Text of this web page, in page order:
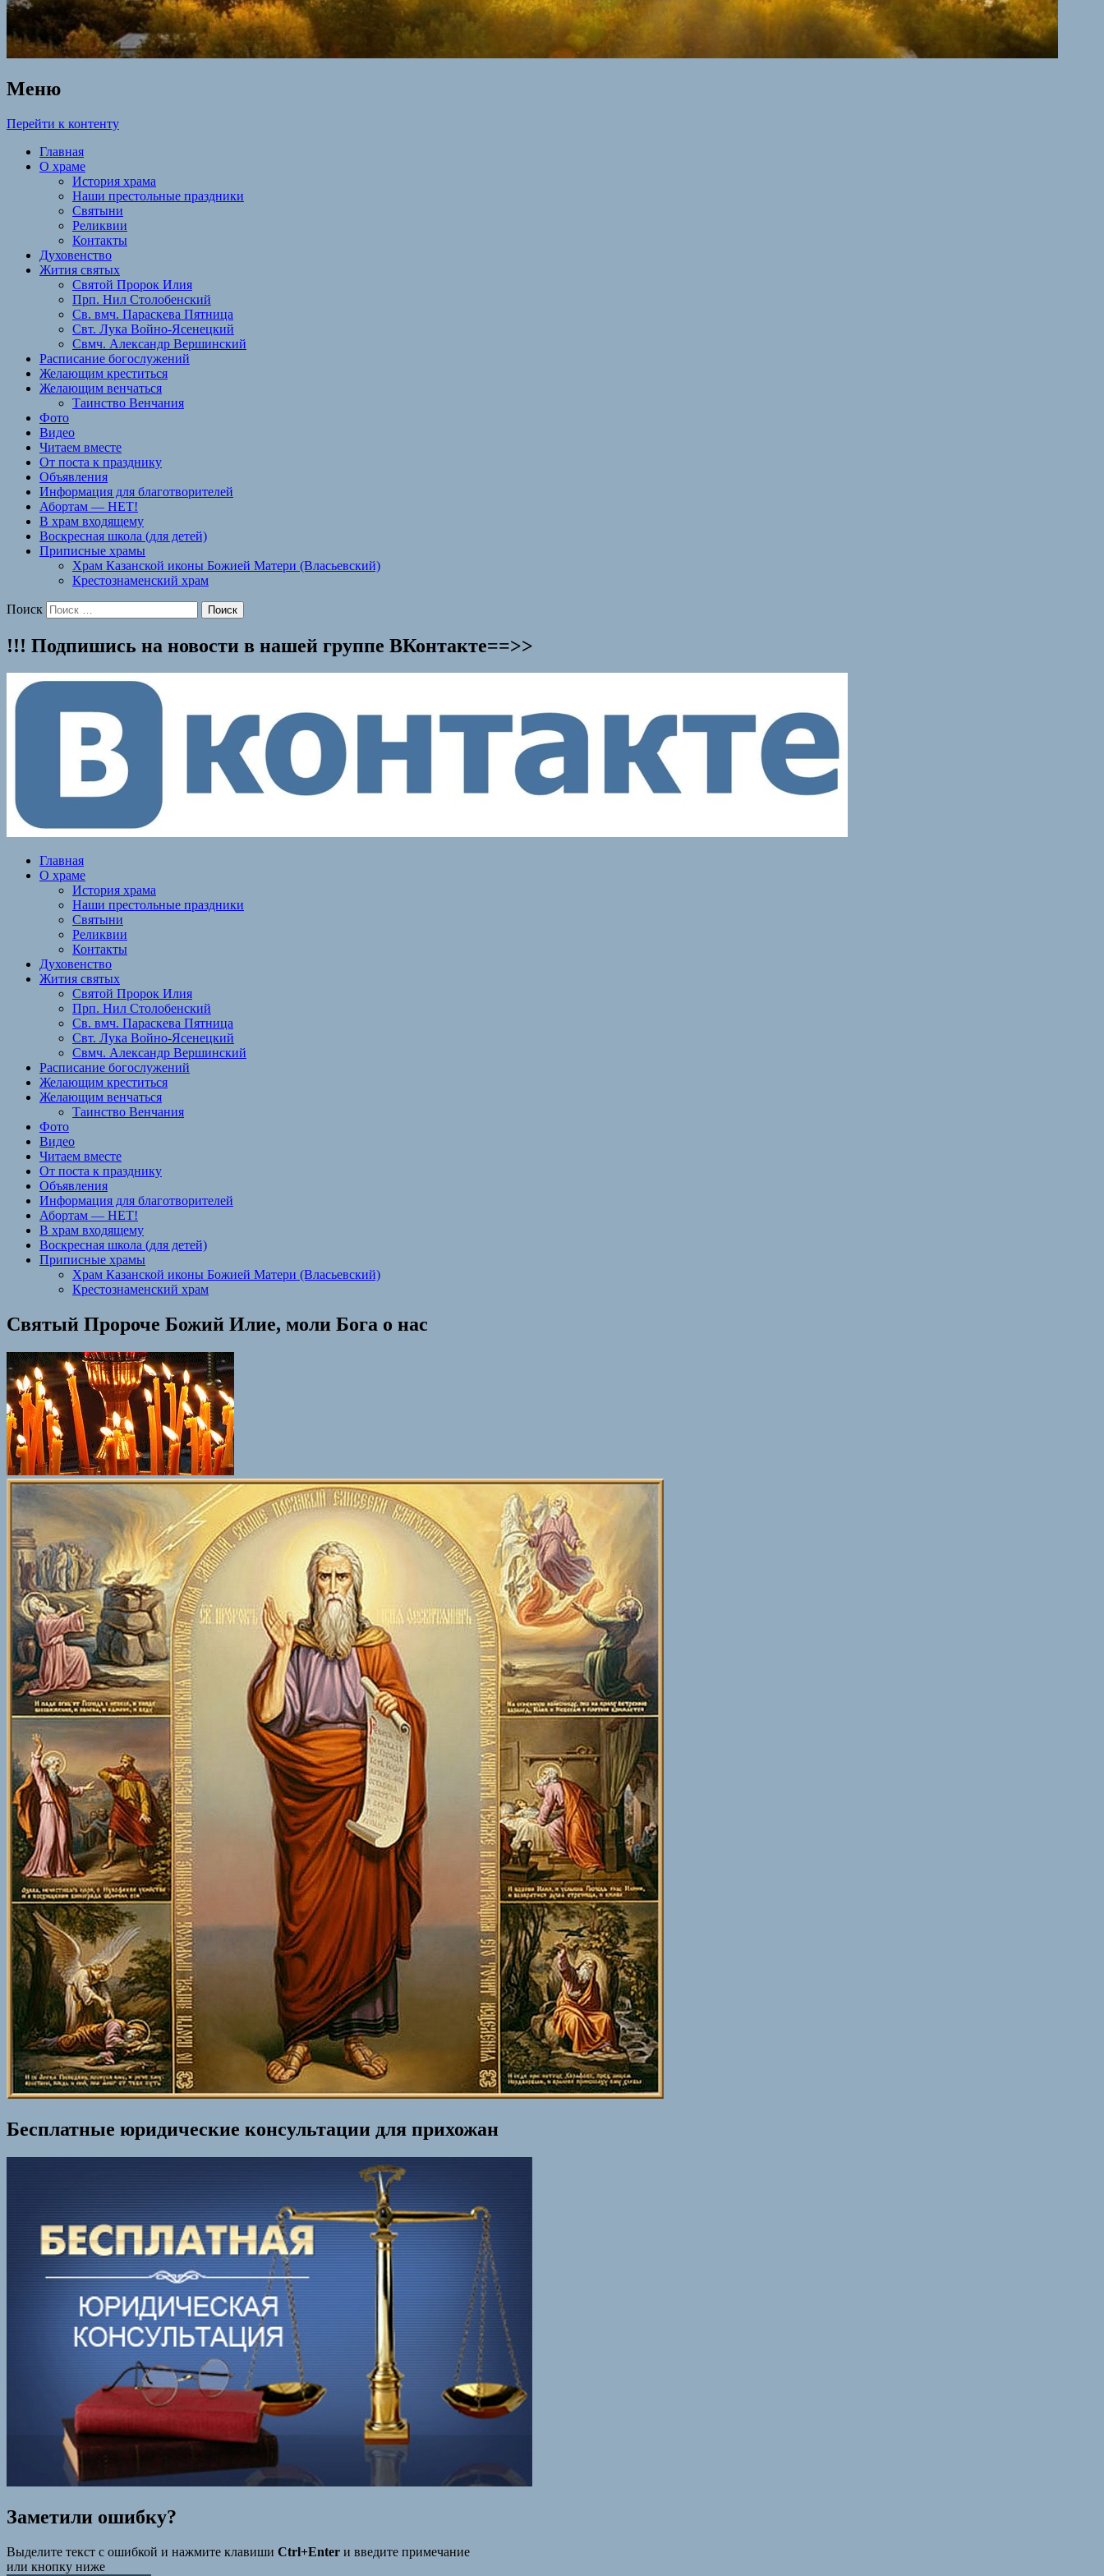
Меню
Перейти к контенту
Главная
О храме
История храма
Наши престольные праздники
Святыни
Реликвии
Контакты
Духовенство
Жития святых
Святой Пророк Илия
Прп. Нил Столобенский
Св. вмч. Параскева Пятница
Свт. Лука Войно-Ясенецкий
Свмч. Александр Вершинский
Расписание богослужений
Желающим креститься
Желающим венчаться
Таинство Венчания
Фото
Видео
Читаем вместе
От поста к празднику
Объявления
Информация для благотворителей
Абортам — НЕТ!
В храм входящему
Воскресная школа (для детей)
Приписные храмы
Храм Казанской иконы Божией Матери (Власьевский)
Крестознаменский храм
Поиск
!!! Подпишись на новости в нашей группe ВКонтакте==>>
Главная
О храме
История храма
Наши престольные праздники
Святыни
Реликвии
Контакты
Духовенство
Жития святых
Святой Пророк Илия
Прп. Нил Столобенский
Св. вмч. Параскева Пятница
Свт. Лука Войно-Ясенецкий
Свмч. Александр Вершинский
Расписание богослужений
Желающим креститься
Желающим венчаться
Таинство Венчания
Фото
Видео
Читаем вместе
От поста к празднику
Объявления
Информация для благотворителей
Абортам — НЕТ!
В храм входящему
Воскресная школа (для детей)
Приписные храмы
Храм Казанской иконы Божией Матери (Власьевский)
Крестознаменский храм
Святый Пророче Божий Илие, моли Бога о нас
Бесплатные юридические консультации для прихожан
Заметили ошибку?
Выделите текст с ошибкой и нажмите клавиши Ctrl+Enter и введите примечание
или кнопку ниже